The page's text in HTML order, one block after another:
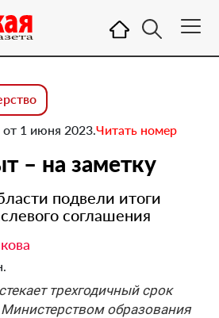
1 июня 2023.Читать номер
– на заметку
подвели итоги
соглашения
трехгодичный срок
образования